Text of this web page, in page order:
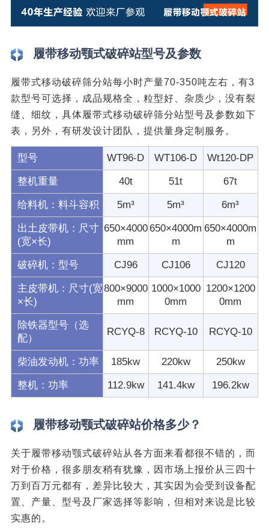
履带移动颚式破碎站型号及参数
履带式移动破碎筛分站每小时产量70-350吨左右，有3
款型号可选择，成品规格全，粒型好、杂质少，没有裂
缝、细纹，具体履带式移动破碎筛分站型号及参数如下
表，另外，有研发设计团队，提供量身定制服务。
型号 WT96-D WT106-D Wt120-DP
整机重量 40t 51t 67t
给料机：料斗容积 5m³ 5m³ 6m³
出土皮带机：尺寸
(宽×长)
650×4000
mm
650×4000m
m
650×4000m
m
破碎机：型号 CJ96 CJ106 CJ120
主皮带机：尺寸(宽
×长)
800×9000
mm
1000×1000
0mm
1200×1200
0mm
除铁器型号（选
配）
RCYQ-8 RCYQ-10 RCYQ-10
柴油发动机：功率 185kw 220kw 250kw
整机：功率 112.9kw 141.4kw 196.2kw
履带移动颚式破碎站价格多少？
关于履带移动颚式破碎站从各方面来看都很不错的，而
对于价格，很多朋友稍有犹豫，因市场上报价从三四十
万到百万元都有，差异比较大，其实因为会受到设备配
置、产量、型号及厂家选择等影响，但相对来说是比较
实惠的。